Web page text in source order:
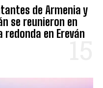
de Armenia y
se reunieron en
redonda en Ereván